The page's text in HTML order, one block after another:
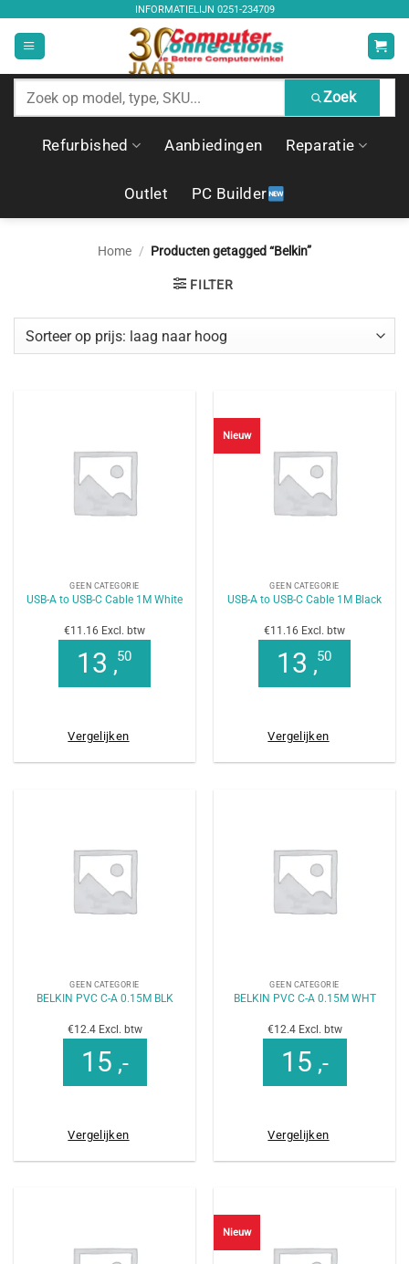
inhoud
INFORMATIELIJN 0251-234709
Zoek
producten
Zoek
Refurbished Aanbiedingen Reparatie
Outlet PC Builder
Home / Producten getagged “Belkin”
FILTER
GEEN CATEGORIE
USB-A to USB-C Cable 1M White
€11.16 Excl. btw
13 ,50
Vergelijken
Nieuw
GEEN CATEGORIE
USB-A to USB-C Cable 1M Black
€11.16 Excl. btw
13 ,50
Vergelijken
GEEN CATEGORIE
BELKIN PVC C-A 0.15M BLK
€12.4 Excl. btw
15 ,-
Vergelijken
GEEN CATEGORIE
BELKIN PVC C-A 0.15M WHT
€12.4 Excl. btw
15 ,-
Vergelijken
Nieuw